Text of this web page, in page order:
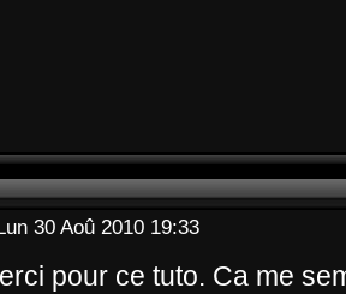
30 Aoû 2010 19:33
pour ce tuto. Ca me